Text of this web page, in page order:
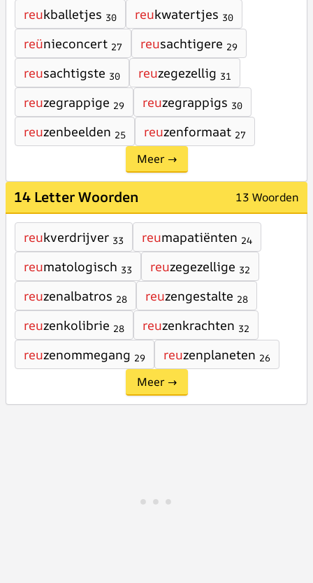
reukballetjes 30 reukwatertjes 30
reünieconcert 27 reusachtigere 29
reusachtigste 30 reuzegezellig 31
reuzegrappige 29 reuzegrappigs 30
reuzenbeelden 25 reuzenformaat 27
Meer →
14 Letter Woorden 13 Woorden
reukverdrijver 33 reumapatiënten 24
reumatologisch 33 reuzegezellige 32
reuzenalbatros 28 reuzengestalte 28
reuzenkolibrie 28 reuzenkrachten 32
reuzenommegang 29 reuzenplaneten 26
Meer →